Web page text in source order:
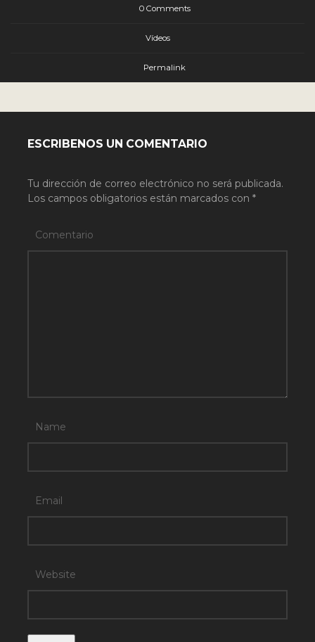
0 Comments
Vídeos
Permalink
ESCRIBENOS UN COMENTARIO
Tu dirección de correo electrónico no será publicada.
Los campos obligatorios están marcados con *
Comentario
Name
Email
Website